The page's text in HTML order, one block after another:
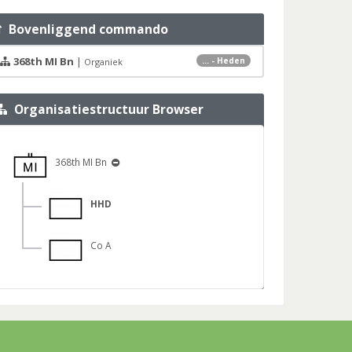
Bovenliggend commando
... - Heden
368th MI Bn | Organiek
Organisatiestructuur Browser
368th MI Bn
HHD
Co A